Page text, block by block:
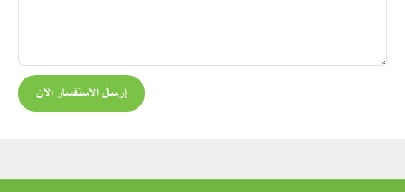
إرسال الاستفسار الآن